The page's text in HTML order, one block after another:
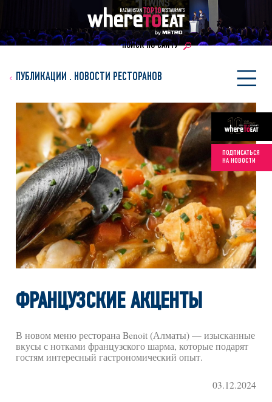
ПОИСК ПО САЙТУ
ПОДПИСАТЬСЯ
НА НОВОСТИ
ПУБЛИКАЦИИ . НОВОСТИ РЕСТОРАНОВ
ФРАНЦУЗСКИЕ АКЦЕНТЫ
В новом меню ресторана Benoit (Алматы) — изысканные
вкусы с нотками французского шарма, которые подарят
гостям интересный гастрономический опыт.
03.12.2024